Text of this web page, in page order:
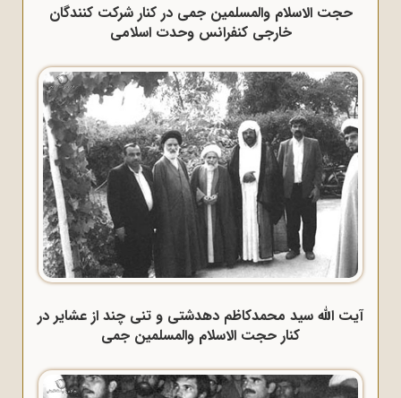
حجت الاسلام والمسلمین جمی در کنار شرکت کنندگان
خارجی کنفرانس وحدت اسلامی
آیت الله سید محمدکاظم دهدشتی و تنی چند از عشایر در
کنار حجت الاسلام والمسلمین جمی